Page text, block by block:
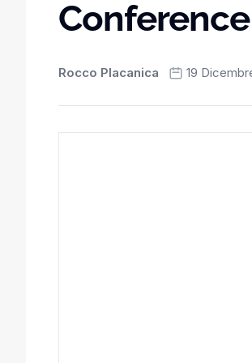
Rocco Placanica 19